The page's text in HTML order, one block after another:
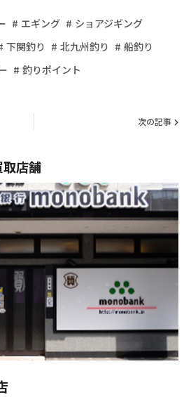
エギング
ショアジギング
下関釣り 北九州釣り
船釣り
釣りポイント
次の記事
店舗